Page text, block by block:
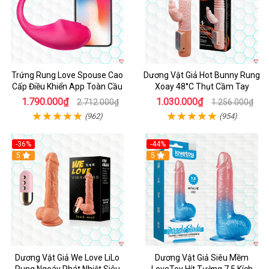
Trứng Rung Love Spouse Cao
Cấp Điều Khiển App Toàn Cầu
1.790.000₫ 2.712.000₫
(962)
Dương Vật Giả Hot Bunny Rung
Xoay 48°C Thụt Cầm Tay
1.030.000₫ 1.256.000₫
(954)
-36%
5
Dương Vật Giả We Love LiLo
-44%
Hot
5
Dương Vật Giả Siêu Mềm